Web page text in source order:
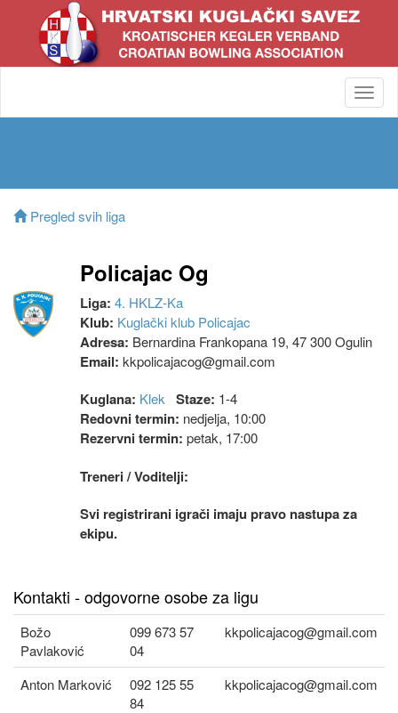
Pregled svih liga
Policajac Og
Liga: 4. HKLZ-Ka
Klub: Kuglački klub Policajac
Adresa: Bernardina Frankopana 19, 47 300 Ogulin
Email: kkpolicajacog@gmail.com
Kuglana: Klek Staze: 1-4
Redovni termin: nedjelja, 10:00
Rezervni termin: petak, 17:00
Treneri / Voditelji:
Svi registrirani igrači imaju pravo nastupa za
ekipu.
Kontakti - odgovorne osobe za ligu
Božo
Pavlaković
099 673 57
04
kkpolicajacog@gmail.com
Anton Marković
092 125 55
84
kkpolicajacog@gmail.com